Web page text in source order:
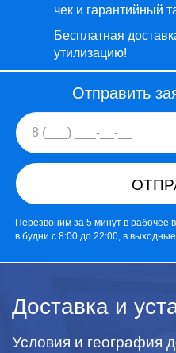
чек и гарантийный
Бесплатная
утилизацию!
Отправить
Перезвоним за 5 минут в рабочее
в будни с 8:00 до 22:00, в
Доставка и
Условия и география